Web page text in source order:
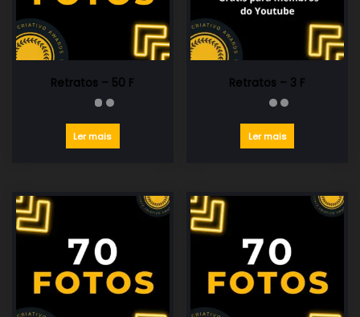
Retratos – 50 F
Ler mais
Retratos – 3 F
Ler mais